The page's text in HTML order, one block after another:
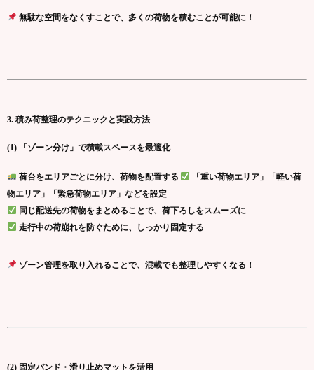
無駄な空間をなくすことで、多くの荷物を積むことが可能に！
3. 積み荷整理のテクニックと実践方法
(1) 「ゾーン分け」で積載スペースを最適化
荷台をエリアごとに分け、荷物を配置する
「重い荷物エリア」「軽い荷
物エリア」「緊急荷物エリア」などを設定
同じ配送先の荷物をまとめることで、荷下ろしをスムーズに
走行中の荷崩れを防ぐために、しっかり固定する
ゾーン管理を取り入れることで、混載でも整理しやすくなる！
(2) 固定バンド・滑り止めマットを活用